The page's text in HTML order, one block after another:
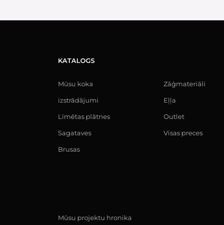
KATALOGS
Mūsu koka
izstrādājumi
Līmētas plātnes
Sagataves
Brusas
Zāģmateriāli
Eļļa
Outlet
Visas preces
Mūsu projektu hronika